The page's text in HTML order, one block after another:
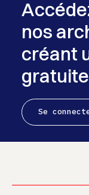
nos
créant
Se